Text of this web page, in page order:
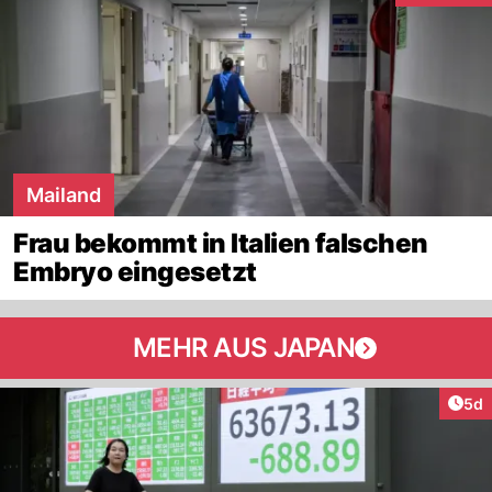
Mailand
Frau bekommt in Italien falschen
Embryo eingesetzt
MEHR AUS JAPAN
5d